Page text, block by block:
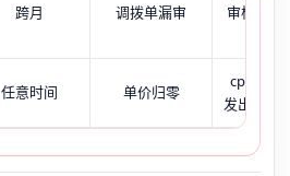
跨月 调拨单漏审
审核，调
任意时间 单价归零
发出库数